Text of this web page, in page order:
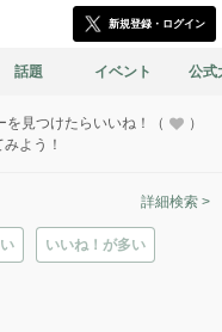
新規登録・ログイン
話題 イベント 公式
見つけたらいいね！（
）
よう！
いいね！が多い
詳細検索 >